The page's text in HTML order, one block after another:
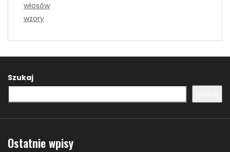
włosów
wzory
Szukaj
Ostatnie wpisy